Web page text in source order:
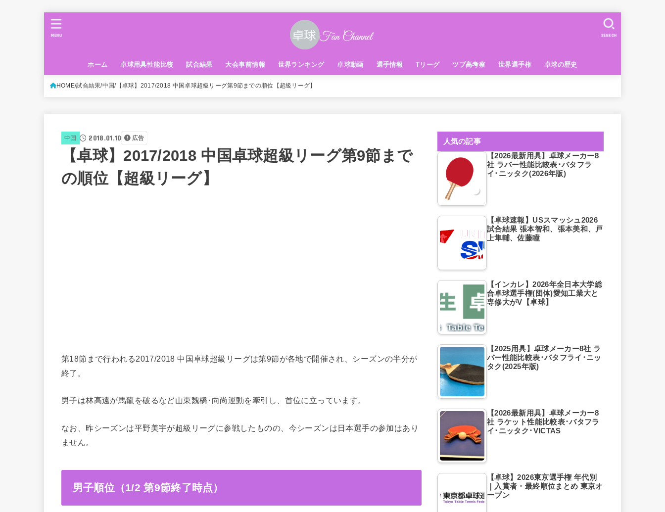
ホーム 卓球用具性能比較 試合結果 大会事前情報 世界ランキング 卓球動画 選手情報 Tリーグ ツブ高考察 世界選手権 卓球の歴史
SEARCH
MENU
HOME 試合結果 中国 【卓球】2017/2018 中国卓球超級リーグ第9節までの順位【超級リーグ】
中国 2018.01.10 広告
【卓球】2017/2018 中国卓球超級リーグ第9節まで
の順位【超級リーグ】
第18節まで行われる2017/2018 中国卓球超級リーグは第9節が各地で開催され、シーズンの半分が
終了。
男子は林高遠が馬龍を破るなど山東魏橋･向尚運動を牽引し、首位に立っています。
なお、昨シーズンは平野美宇が超級リーグに参戦したものの、今シーズンは日本選手の参加はあり
ません。
男子順位（1/2 第9節終了時点）
人気の記事
【2026最新用具】卓球メーカー8
社 ラバー性能比較表･バタフラ
イ･ニッタク(2026年版)
【卓球速報】USスマッシュ2026
試合結果 張本智和、張本美和、戸
上隼輔、佐藤瞳
【インカレ】2026年全日本大学総
合卓球選手権(団体)愛知工業大と
専修大がV【卓球】
【2025用具】卓球メーカー8社 ラ
バー性能比較表･バタフライ･ニッ
タク(2025年版)
【2026最新用具】卓球メーカー8
社 ラケット性能比較表･バタフラ
イ･ニッタク･VICTAS
【卓球】2026東京選手権 年代別
｜入賞者・最終順位まとめ 東京オ
ープン